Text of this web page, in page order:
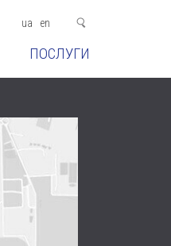
ua en
ПОСЛУГИ